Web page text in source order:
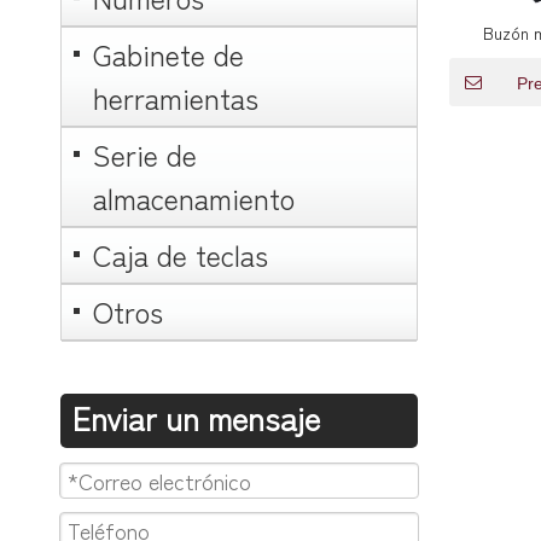
Gabinete de
herramientas
Serie de
almacenamiento
Caja de teclas
Otros
Enviar un mensaje
Buzón